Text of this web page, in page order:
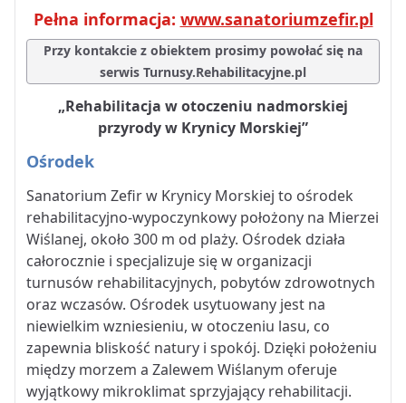
Pełna informacja: www.sanatoriumzefir.pl
Przy kontakcie z obiektem prosimy powołać się na
serwis Turnusy.Rehabilitacyjne.pl
„Rehabilitacja w otoczeniu nadmorskiej
przyrody w Krynicy Morskiej”
Ośrodek
Sanatorium Zefir w Krynicy Morskiej to ośrodek
rehabilitacyjno-wypoczynkowy położony na Mierzei
Wiślanej, około 300 m od plaży. Ośrodek działa
całorocznie i specjalizuje się w organizacji
turnusów rehabilitacyjnych, pobytów zdrowotnych
oraz wczasów. Ośrodek usytuowany jest na
niewielkim wzniesieniu, w otoczeniu lasu, co
zapewnia bliskość natury i spokój. Dzięki położeniu
między morzem a Zalewem Wiślanym oferuje
wyjątkowy mikroklimat sprzyjający rehabilitacji.